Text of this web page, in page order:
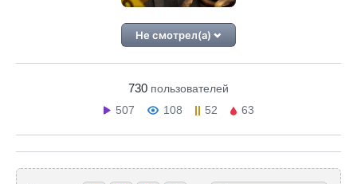
Не смотрел(а)
730 пользователей
507
108 52 63